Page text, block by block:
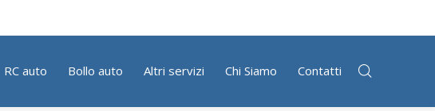
RC auto Bollo auto Altri servizi Chi Siamo Contatti